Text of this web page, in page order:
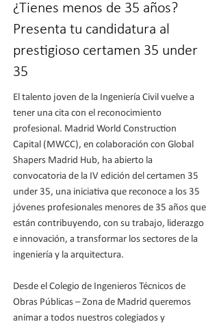
¿Tienes menos de 35 años?
Presenta tu candidatura al
prestigioso certamen 35 under
35
El talento joven de la Ingeniería Civil vuelve a
tener una cita con el reconocimiento
profesional. Madrid World Construction
Capital (MWCC), en colaboración con Global
Shapers Madrid Hub, ha abierto la
convocatoria de la IV edición del certamen 35
under 35, una iniciativa que reconoce a los 35
jóvenes profesionales menores de 35 años que
están contribuyendo, con su trabajo, liderazgo
e innovación, a transformar los sectores de la
ingeniería y la arquitectura.
Desde el Colegio de Ingenieros Técnicos de
Obras Públicas – Zona de Madrid queremos
animar a todos nuestros colegiados y